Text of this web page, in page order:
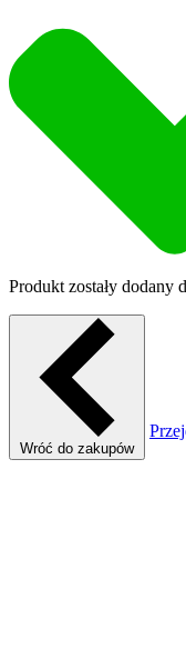
Produkt zostały dodany
Wróć do zakupów